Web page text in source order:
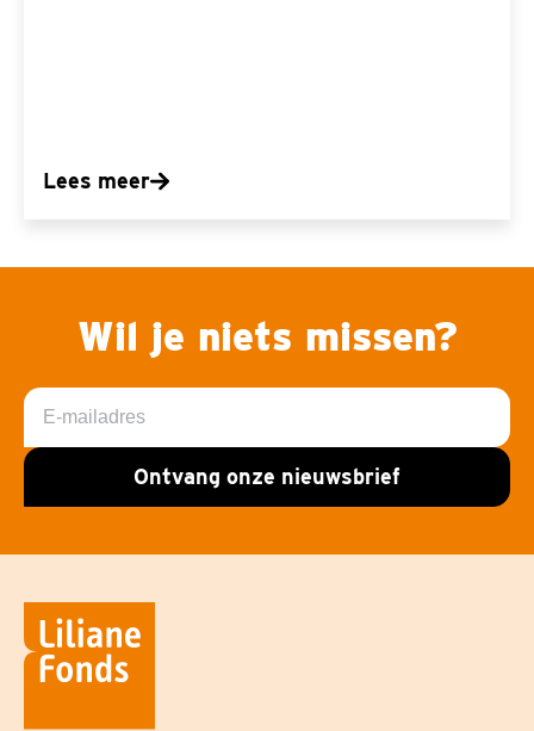
Lees meer
Wil je niets missen?
E-
mailadres
Ontvang onze nieuwsbrief